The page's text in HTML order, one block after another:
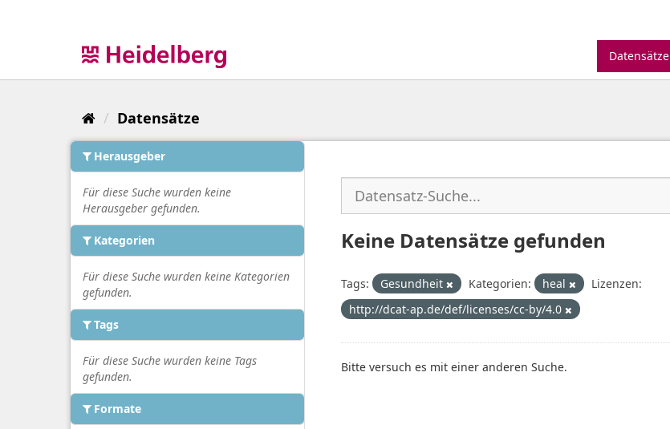
Datensätze
Datensätze
Herausgeber
Für diese Suche wurden keine
Herausgeber gefunden.
Kategorien
Für diese Suche wurden keine Kategorien
gefunden.
Tags
Für diese Suche wurden keine Tags
gefunden.
Formate
Keine Datensätze gefunden
Tags: Gesundheit Kategorien: heal
Lizenzen:
http://dcat-ap.de/def/licenses/cc-by/4.0
Bitte versuch es mit einer anderen Suche.